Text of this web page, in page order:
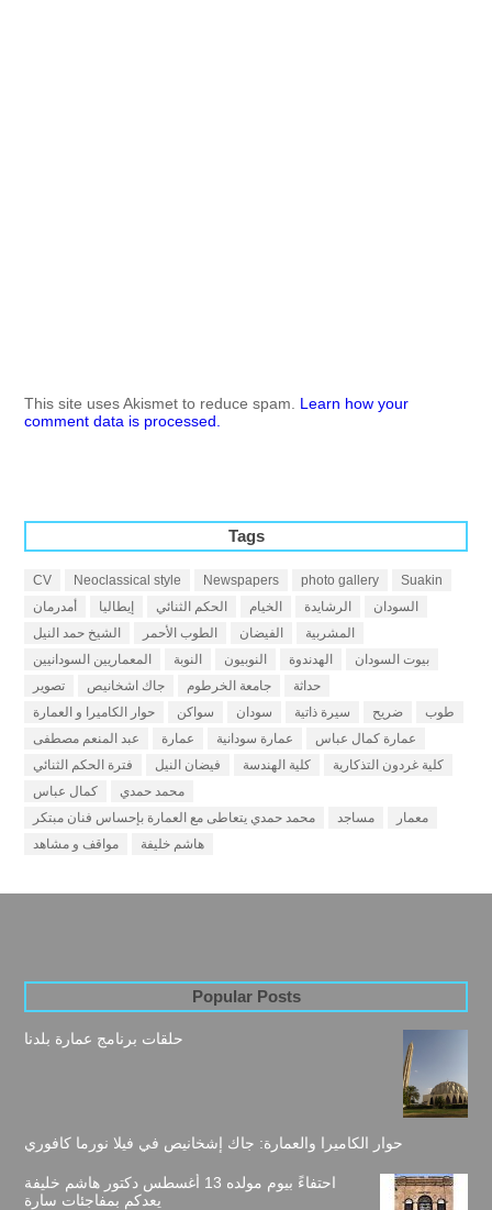
This site uses Akismet to reduce spam. Learn how your
comment data is processed.
Tags
CV Neoclassical style Newspapers photo gallery
Suakin
أمدرمان
إيطاليا الحكم الثنائي الخيام الرشايدة
السودان
الشيخ حمد النيل
الطوب الأحمر الفيضان
المشربية
المعماريين السودانيين
النوبة النوبيون الهدندوة
بيوت السودان
تصوير
جاك اشخانيص جامعة الخرطوم
حداثة
حوار الكاميرا و العمارة
سواكن سودان سيرة ذاتية ضريح
طوب
عبد المنعم مصطفى
عمارة عمارة سودانية
عمارة كمال عباس
فترة الحكم الثنائي
فيضان النيل كلية الهندسة
كلية غردون التذكارية
كمال عباس
محمد حمدي
محمد حمدي يتعاطى مع العمارة بإحساس فنان مبتكر
مساجد
معمار
مواقف و مشاهد
هاشم خليفة
Popular Posts
حلقات برنامج عمارة بلدنا
حوار الكاميرا والعمارة: جاك إشخانيص في فيلا نورما كافوري
احتفاءً بيوم مولده 13 أغسطس دكتور هاشم خليفة
يعدكم بمفاجئات سارة